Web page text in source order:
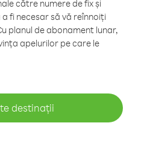
către numere de fix și
fi necesar să vă reînnoiți
planul de abonament lunar,
apelurilor pe care le
destinații